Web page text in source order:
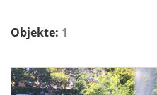
Objekte: 1